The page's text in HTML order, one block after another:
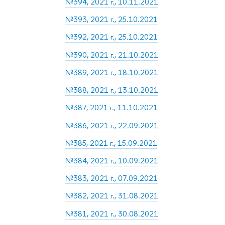
№393, 2021 г., 25.10.2021
№392, 2021 г., 25.10.2021
№390, 2021 г., 21.10.2021
№389, 2021 г., 18.10.2021
№388, 2021 г., 13.10.2021
№387, 2021 г., 11.10.2021
№386, 2021 г., 22.09.2021
№385, 2021 г., 15.09.2021
№384, 2021 г., 10.09.2021
№383, 2021 г., 07.09.2021
№382, 2021 г., 31.08.2021
№381, 2021 г., 30.08.2021